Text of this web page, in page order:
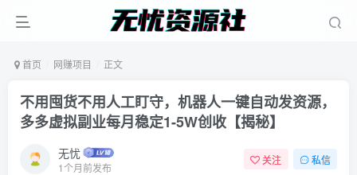
首页 网赚项目 正文
不用囤货不用人工盯守，机器人一键自动发资源，
多多虚拟副业每月稳定1-5W创收【揭秘】
无忧
1个月前发布
关注 私信